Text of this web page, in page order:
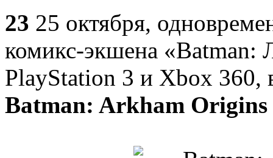
23 25 октября,
комикс-экшена «Batman:
PlayStation 3 и Xbox 360,
Batman: Arkham Origins